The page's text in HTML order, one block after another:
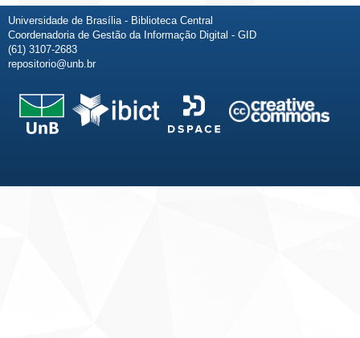
Universidade de Brasília - Biblioteca Central
Coordenadoria de Gestão da Informação Digital - GID
(61) 3107-2683
repositorio@unb.br